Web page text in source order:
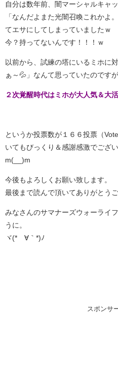
自分は数年前、闇マーシャルキャ
「なんだよまた光闇召喚これかよ
てエサにしてしまっていましたｗ
今？持ってないんです！！！ｗ
以前から、試練の塔にいるミホに
ぁ～💦」なんて思っていたのですが
２次覚醒時代はミホが大人気＆大
というか投票数が１６６投票（
いてもびっくり＆感謝感激でござい
m(__)m
今後もよろしくお願い致します。
最後まで読んで頂いてありがとうご
みなさんのサマナーズウォーライ
うに。
ヾ(*´∀｀*)ﾉ
スポンサ